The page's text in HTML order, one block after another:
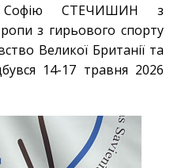
Софію СТЕЧИШИН з
з гирьового спорту
Великої Британії та
14-17 травня 2026